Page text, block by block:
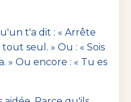
t'a dit : « Arrête
seul. » Ou : « Sois
» Ou encore : « Tu es